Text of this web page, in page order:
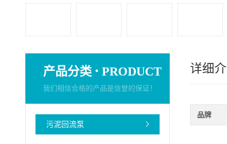
产品分类 · PRODUCT
我们相信合格的产品是信誉的保证！
污泥回流泵
详细
品牌